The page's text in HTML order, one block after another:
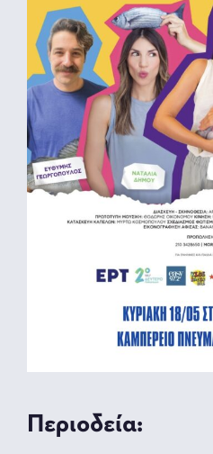
Περιοδεία: